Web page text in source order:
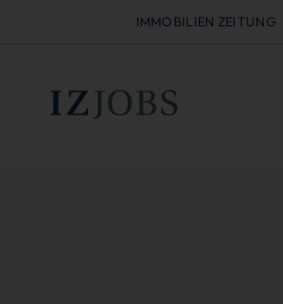
IMMOBILIEN ZEITUNG